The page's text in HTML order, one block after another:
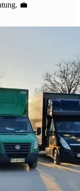
💼